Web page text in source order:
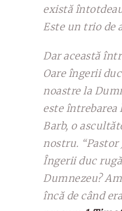
există
Este un trio de
Dar această
Oare îngerii
noastre la
este întrebarea
Barb, o
nostru. “Pastor
Îngerii duc
Dumnezeu?
încă de când